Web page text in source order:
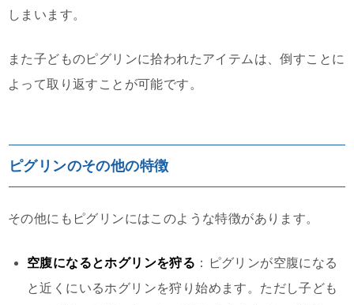
しまいます。
また子どものピグリンに拾われたアイテムは、倒すことに
よって取り返すことが可能です。
ピグリンのその他の特徴
その他にもピグリンにはこのような特徴があります。
空腹になるとホグリンを狩る ：ピグリンが空腹になる
と近くにいるホグリンを狩り始めます。ただし子ども